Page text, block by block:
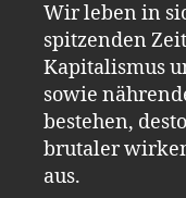
Wir leben in
spitzenden
Kapitalismus
sowie
bestehen,
brutaler
aus.